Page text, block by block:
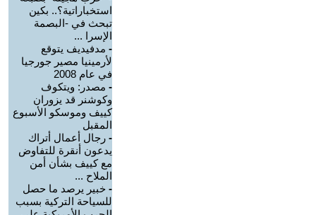
استخباراتية؟.. بكين
تبحث في -البصمة
الإسرا ...
- مدفيديف يتوقع
لأرمينيا مصير جورجيا
في عام 2008
- مصدر: ويتكوف
وكوشنر قد يزوران
كييف وموسكو الأسبوع
المقبل
- رجال أعمال أتراك
يدعون أنقرة للتفاوض
مع كييف بشأن أمن
الملاح ...
- خبير يرصد ما حصل
للسياحة التركية بسبب